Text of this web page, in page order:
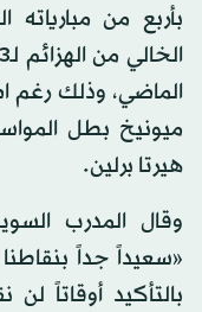
بأربع من
الماضي، وذلك رغم
ميونيخ بطل
هيرتا برلين.
وقال المدرب
بالتأكيد أوقاتاً